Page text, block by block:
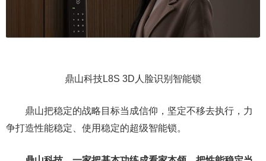
鼎山科技L8S 3D人脸识别智能锁
鼎山把稳定的战略目标当成信仰，坚定不移去执行，力
争打造性能稳定、使用稳定的超级智能锁。